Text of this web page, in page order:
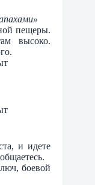
пещеры.
высоко.
и идете
боевой